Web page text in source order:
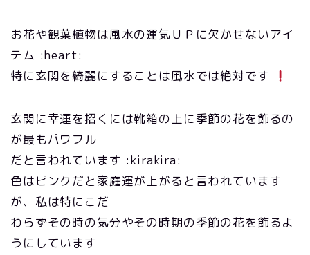
お花や観葉植物は風水の運気ＵＰに欠かせないアイ
テム :heart:
特に玄関を綺麗にすることは風水では絶対です
玄関に幸運を招くには靴箱の上に季節の花を飾るの
が最もパワフル
だと言われています :kirakira:
色はピンクだと家庭運が上がると言われています
が、私は特にこだ
わらずその時の気分やその時期の季節の花を飾るよ
うにしています